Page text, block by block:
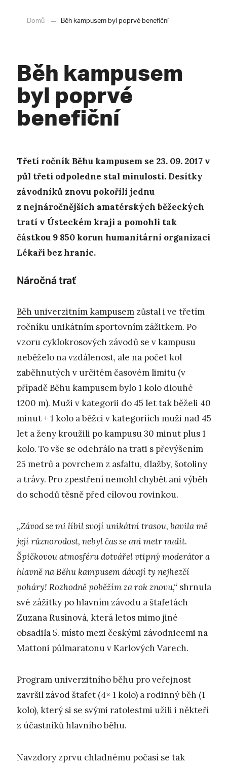
Domů Běh kampusem byl poprvé benefiční
Běh kampusem
byl poprvé
benefiční
Třetí ročník Běhu kampusem se 23. 09. 2017 v
půl třetí odpoledne stal minulostí. Desítky
závodníků znovu pokořili jednu
z nejnáročnějších amatérských běžeckých
tratí v Ústeckém kraji a pomohli tak
částkou 9 850 korun humanitární organizaci
Lékaři bez hranic.
Náročná trať
Běh univerzitním kampusem zůstal i ve třetím
ročníku unikátním sportovním zážitkem. Po
vzoru cyklokrosových závodů se v kampusu
neběželo na vzdálenost, ale na počet kol
zaběhnutých v určitém časovém limitu (v
případě Běhu kampusem bylo 1 kolo dlouhé
1200 m). Muži v kategorii do 45 let tak běželi 40
minut + 1 kolo a běžci v kategoriích muži nad 45
let a ženy kroužili po kampusu 30 minut plus 1
kolo. To vše se odehrálo na trati s převýšením
25 metrů a povrchem z asfaltu, dlažby, šotoliny
a trávy. Pro zpestření nemohl chybět ani výběh
do schodů těsně před cílovou rovinkou.
„Závod se mi líbil svojí unikátní trasou, bavila mě
její různorodost, nebyl čas se ani metr nudit.
Špičkovou atmosféru dotvářel vtipný moderátor a
hlavně na Běhu kampusem dávají ty nejhezčí
poháry! Rozhodně poběžím za rok znovu,“ shrnula
své zážitky po hlavním závodu a štafetách
Zuzana Rusínová, která letos mimo jiné
obsadila 5. místo mezi českými závodnicemi na
Mattoni půlmaratonu v Karlových Varech.
Program univerzitního běhu pro veřejnost
završil závod štafet (4× 1 kolo) a rodinný běh (1
kolo), který si se svými ratolestmi užili i někteří
z účastníků hlavního běhu.
Navzdory zprvu chladnému počasí se tak